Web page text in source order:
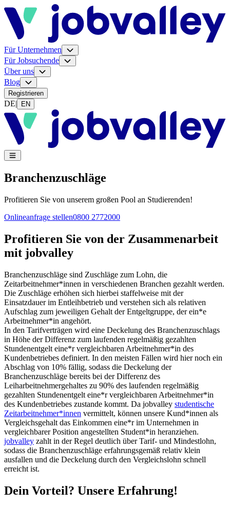
Für Unternehmen
Für Jobsuchende
Über uns
Blog
Registrieren
DE| EN
Branchen­zuschläge
Profitieren Sie von unserem großen Pool an Studierenden!
Onlineanfrage stellen0800 2772000
Profitieren Sie von der Zusammenarbeit
mit jobvalley
Branchenzuschläge sind Zuschläge zum Lohn, die
Zeitarbeitnehmer*innen in verschiedenen Branchen gezahlt werden.
Die Zuschläge erhöhen sich hierbei staffelweise mit der
Einsatzdauer im Entleihbetrieb und verstehen sich als relativen
Aufschlag zum jeweiligen Gehalt der Entgeltgruppe, der ein*e
Arbeitnehmer*in angehört.
In den Tarifverträgen wird eine Deckelung des Branchenzuschlags
in Höhe der Differenz zum laufenden regelmäßig gezahlten
Stundenentgelt eine*r vergleichbaren Arbeitnehmer*in des
Kundenbetriebes definiert. In den meisten Fällen wird hier noch ein
Abschlag von 10% fällig, sodass die Deckelung der
Branchenzuschläge bereits bei der Differenz des
Leiharbeitnehmergehaltes zu 90% des laufenden regelmäßig
gezahlten Stundenentgelt eine*r vergleichbaren Arbeitnehmer*in
des Kundenbetriebes zustande kommt. Da jobvalley studentische
Zeitarbeitnehmer*innen vermittelt, können unsere Kund*innen als
Vergleichsgehalt das Einkommen eine*r im Unternehmen in
vergleichbarer Position angestellten Student*in heranziehen.
jobvalley zahlt in der Regel deutlich über Tarif- und Mindestlohn,
sodass die Branchenzuschläge erfahrungsgemäß relativ klein
ausfallen und die Deckelung durch den Vergleichslohn schnell
erreicht ist.
Dein Vorteil? Unsere Erfahrung!